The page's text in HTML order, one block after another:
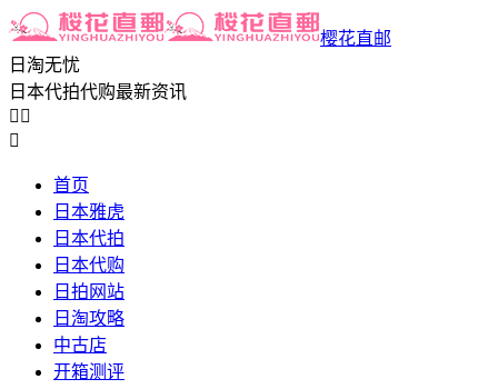
樱花直邮
日淘无忧
日本代拍代购最新资讯
 

首页
日本雅虎
日本代拍
日本代购
日拍网站
日淘攻略
中古店
开箱测评